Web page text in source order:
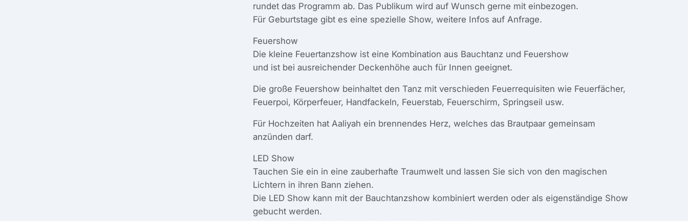
rundet das Programm ab. Das Publikum wird auf Wunsch gerne mit einbezogen.
Für Geburtstage gibt es eine spezielle Show, weitere Infos auf Anfrage.
Feuershow
Die kleine Feuertanzshow ist eine Kombination aus Bauchtanz und Feuershow
und ist bei ausreichender Deckenhöhe auch für Innen geeignet.
Die große Feuershow beinhaltet den Tanz mit verschieden Feuerrequisiten wie Feuerfächer,
Feuerpoi, Körperfeuer, Handfackeln, Feuerstab, Feuerschirm, Springseil usw.
Für Hochzeiten hat Aaliyah ein brennendes Herz, welches das Brautpaar gemeinsam
anzünden darf.
LED Show
Tauchen Sie ein in eine zauberhafte Traumwelt und lassen Sie sich von den magischen
Lichtern in ihren Bann ziehen.
Die LED Show kann mit der Bauchtanzshow kombiniert werden oder als eigenständige Show
gebucht werden.